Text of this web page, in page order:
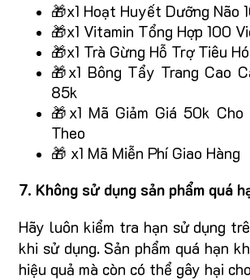
🎁x1 Hoạt Huyết Dưỡng Não
🎁x1 Vitamin Tổng Hợp 100
🎁x1 Trà Gừng Hỗ Trợ Tiêu
🎁x1 Bông Tẩy Trang Cao
85k
🎁x1 Mã Giảm Giá 50k Cho
Theo
🎁 x1 Mã Miễn Phí Giao Hàng
7. Không sử dụng sản phẩm quá
Hãy luôn kiểm tra hạn sử dụng
khi sử dụng. Sản phẩm quá hạn
hiệu quả mà còn có thể gây hại